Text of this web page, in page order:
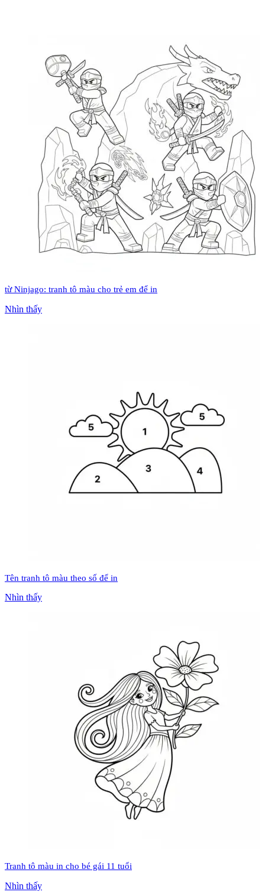
từ Ninjago: tranh tô màu cho trẻ em để in
Nhìn thấy
Tên tranh tô màu theo số để in
Nhìn thấy
Tranh tô màu in cho bé gái 11 tuổi
Nhìn thấy